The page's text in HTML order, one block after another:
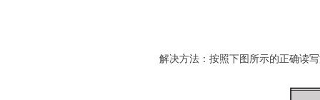
解决方法：按照下图所示的正确读